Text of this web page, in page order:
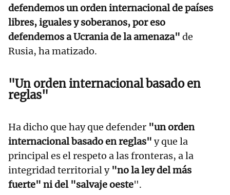
defendemos un orden internacional de países
libres, iguales y soberanos, por eso
defendemos a Ucrania de la amenaza" de
Rusia, ha matizado.
"Un orden internacional basado en
reglas"
Ha dicho que hay que defender "un orden
internacional basado en reglas" y que la
principal es el respeto a las fronteras, a la
integridad territorial y "no la ley del más
fuerte" ni del "salvaje oeste".